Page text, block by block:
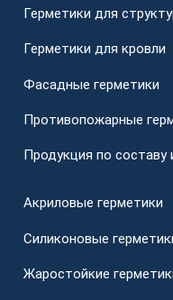
Герметики для
Герметики для кровли
Фасадные герметики
Противопожарные
Продукция по составу
Акриловые герметики
Силиконовые
Жаростойкие